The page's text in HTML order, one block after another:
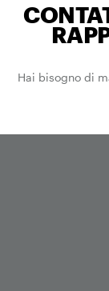
Hai bisogno di